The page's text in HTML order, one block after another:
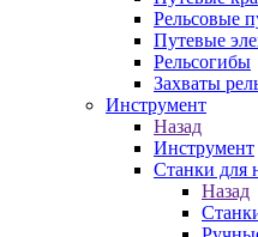
Рельсовые
Путевые
Рельсогибы
Захваты
Инструмент
Назад
Инструмент
Станки для
Назад